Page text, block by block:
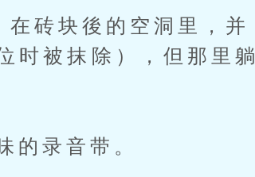
块後的空洞里，并
时被抹除），但那里躺
录音带。